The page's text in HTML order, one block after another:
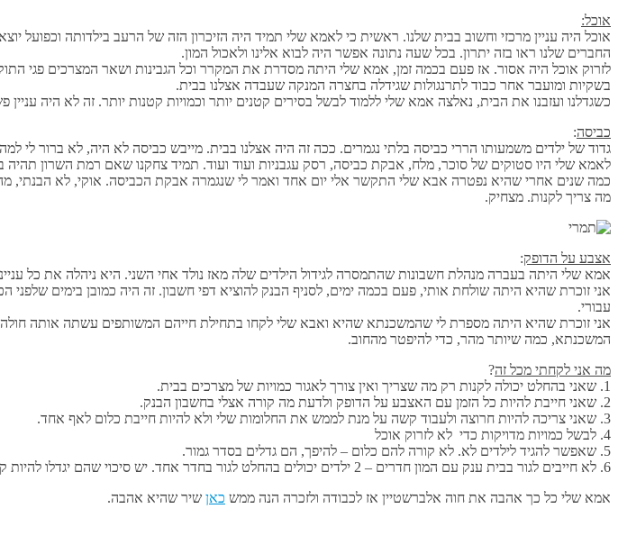
אוכל:
אוכל היה עניין מרכזי וחשוב בבית שלנו. ראשית כי לאמא שלי תמיד היה הזיכרון הזה של הרעב בילדותה
החברים שלנו ראו בזה יתרון. בכל שעה נתונה אפשר היה לבוא אלינו ולאכול המון.
בשקיות ומועבר אחר כבוד לתרנגולות שגידלה בחצרה המנקה שעבדה אצלנו בבית.
כשגדלנו ועזבנו את הבית, נאלצה אמא שלי ללמוד לבשל בסירים קטנים יותר וכמויות קטנות יותר. זה לא היה
כביסה:
גדוד של ילדים משמעותו הררי כביסה בלתי נגמרים. ככה זה היה אצלנו בבית. מייבש כביסה לא היה, לא ברור
לאמא שלי היו סטוקים של סוכר, מלח, אבקת כביסה, רסק עגבניות ועוד ועוד. תמיד צחקנו שאם רמת השרון תהיה
כמה שנים אחרי שהיא נפטרה אבא שלי התקשר אלי יום אחד ואמר לי שנגמרה אבקת הכביסה. אוקי, לא הבנתי,
מה צריך לקנות. מצחיק.
אצבע על הדופק:
אמא שלי היתה בעברה מנהלת חשבונות שהתמסרה לגידול הילדים שלה מאז נולד אחי השני. היא ניהלה את כל
אני זוכרת שהיא היתה שולחת אותי, פעם בכמה ימים, לסניף הבנק להוציא דפי חשבון. זה היה כמובן בימים
עבורי.
המשכנתא, כמה שיותר מהר, כדי להיפטר מהחוב.
מה אני לקחתי מכל זה?
1. שאני בהחלט יכולה לקנות רק מה שצריך ואין צורך לאגור כמויות של מצרכים בבית.
2. שאני חייבת להיות כל הזמן עם האצבע על הדופק ולדעת מה קורה אצלי בחשבון הבנק.
3. שאני צריכה להיות חרוצה ולעבוד קשה על מנת לממש את החלומות שלי ולא להיות חייבת כלום לאף אחד.
4. לבשל כמויות מדויקות כדי לא לזרוק אוכל
5. שאפשר להגיד לילדים לא. לא קורה להם כלום – להיפך, הם גדלים בסדר גמור.
6. לא חייבים לגור בבית ענק עם המון חדרים – 2 ילדים יכולים בהחלט לגור בחדר אחד. יש סיכוי שהם יגדלו להיות קצת פחות מפונקים.
אמא שלי כל כך אהבה את חוה אלברשטיין אז לכבודה ולזכרה הנה ממש כאן שיר שהיא אהבה.